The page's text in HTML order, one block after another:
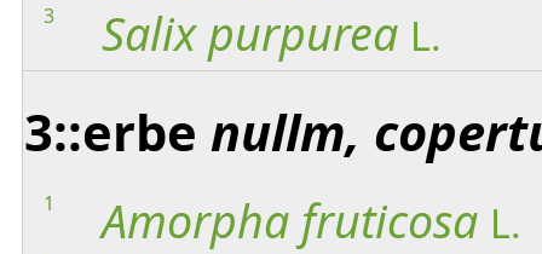
3 Salix purpurea L.
3::erbe nullm,
1 Amorpha fruticosa L.